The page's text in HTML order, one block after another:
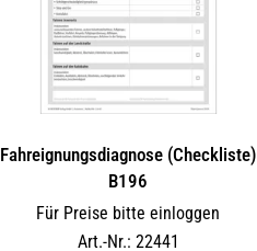
Fahreignungsdiagnose (Checkliste)
B196
Für Preise bitte einloggen
Art.-Nr.: 22441